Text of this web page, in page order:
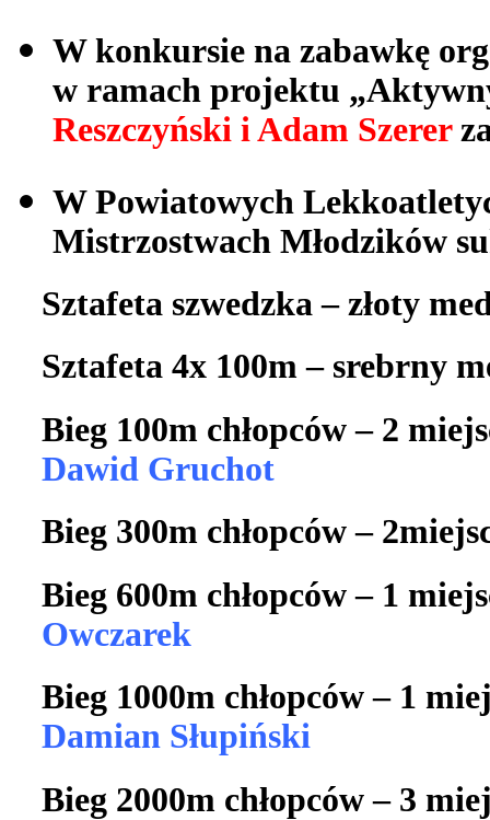
W konkursie na zabawkę
w ramach projektu
Reszczyński i Adam Szerer
W Powiatowych
Mistrzostwach Młodzików
Sztafeta szwedzka – złoty
Sztafeta 4x 100m – srebrny
Bieg 100m chłopców – 2
Dawid Gruchot
Bieg 300m chłopców –
Bieg 600m chłopców – 1
Owczarek
Bieg 1000m chłopców – 1
Damian Słupiński
Bieg 2000m chłopców – 3